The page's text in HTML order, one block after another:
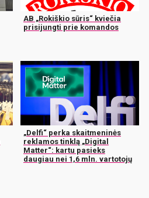
AB „Rokiškio sūris“ kviečia
prisijungti prie komandos
„Delfi“ perka skaitmeninės
reklamos tinklą „Digital
Matter“: kartu pasieks
daugiau nei 1,6 mln. vartotojų